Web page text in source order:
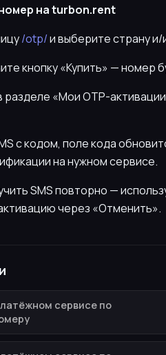
на turbon.rent
/otp/и выберите страну и/
кнопку «Купить» — номер
разделе «Мои OTP-
с кодом, поле кода
на нужном сервисе.
SMS повторно —
через «Отменить».
сервисе по